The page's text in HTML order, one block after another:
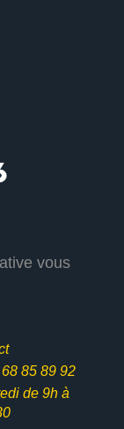
vous
85 89 92
de 9h à